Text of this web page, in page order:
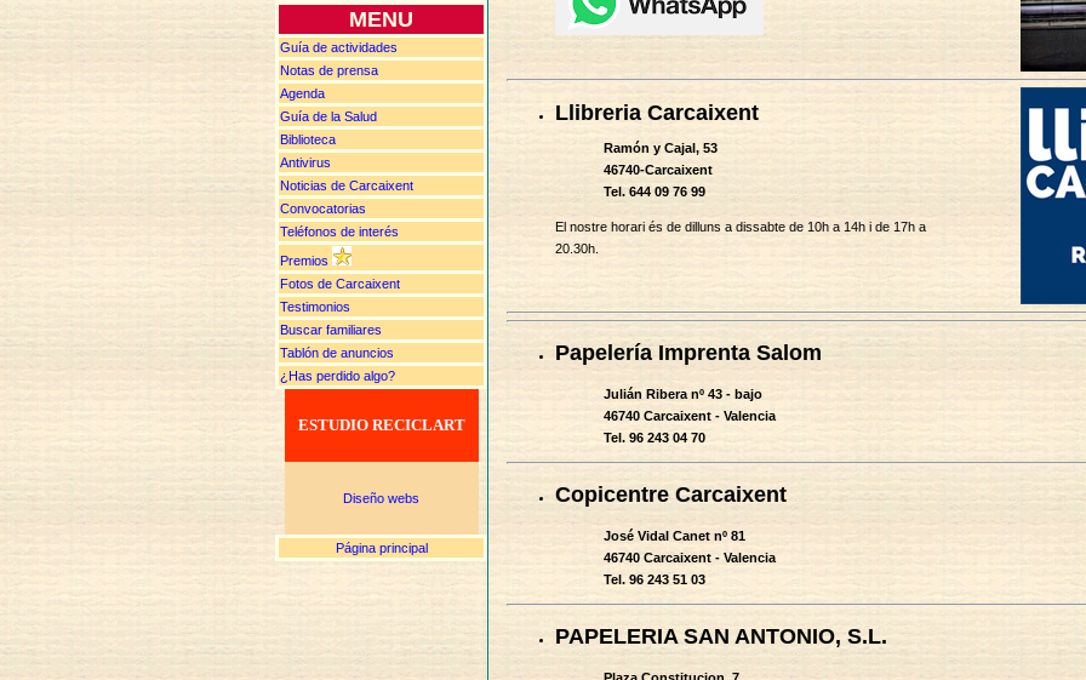
MENU
Guía de actividades
Notas de prensa
Agenda
Guía de la Salud
Biblioteca
Antivirus
Noticias de Carcaixent
Convocatorias
Teléfonos de interés
Premios
Fotos de Carcaixent
Testimonios
Buscar familiares
Tablón de anuncios
¿Has perdido algo?
ESTUDIO RECICLART
Diseño webs
Página principal
Llibreria Carcaixent
Ramón y Cajal, 53
46740-Carcaixent
Tel. 644 09 76 99
El nostre horari és de dilluns a dissabte de 10h a 14h i de 17h a
20.30h.
Papelería Imprenta Salom
Julián Ribera nº 43 - bajo
46740 Carcaixent - Valencia
Tel. 96 243 04 70
Copicentre Carcaixent
José Vidal Canet nº 81
46740 Carcaixent - Valencia
Tel. 96 243 51 03
PAPELERIA SAN ANTONIO, S.L.
Plaza Constitucion, 7